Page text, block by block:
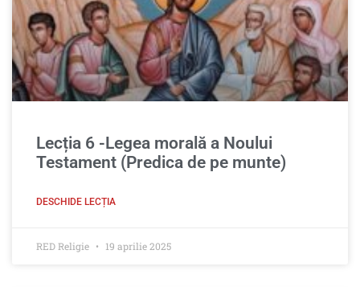
Lecția 6 -Legea morală a Noului
Testament (Predica de pe munte)
DESCHIDE LECȚIA
RED Religie 19 aprilie 2025